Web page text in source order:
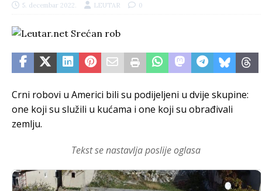
5. decembar 2022. LEUTAR 0
Crni robovi u Americi bili su podijeljeni u dvije skupine:
one koji su služili u kućama i one koji su obrađivali
zemlju.
Tekst se nastavlja poslije oglasa